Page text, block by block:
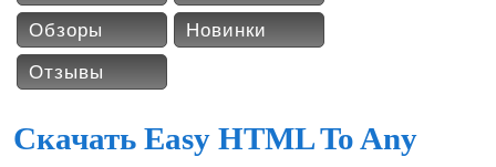
Обзоры
Новинки
Отзывы
Скачать Easy HTML To Any